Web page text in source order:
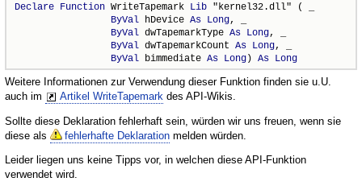
Declare Function WriteTapemark Lib "kernel32.dll" ( _
ByVal hDevice As Long, _
ByVal dwTapemarkType As Long, _
ByVal dwTapemarkCount As Long, _
ByVal bimmediate As Long) As Long
Weitere Informationen zur Verwendung dieser Funktion finden sie u.U.
auch im
Artikel WriteTapemark des API-Wikis.
Sollte diese Deklaration fehlerhaft sein, würden wir uns freuen, wenn sie
diese als
fehlerhafte Deklaration melden würden.
Leider liegen uns keine Tipps vor, in welchen diese API-Funktion
verwendet wird.